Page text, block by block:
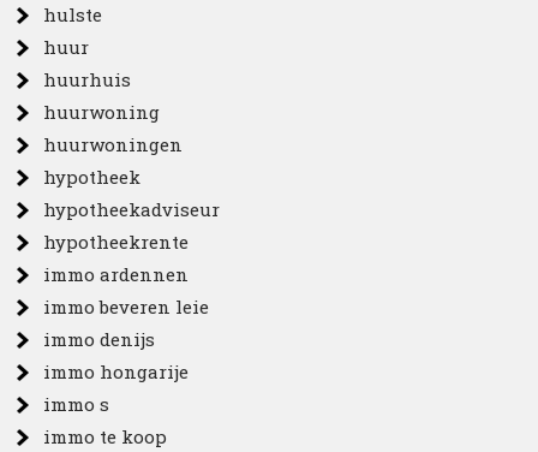
hulste
huur
huurhuis
huurwoning
huurwoningen
hypotheek
hypotheekadviseur
hypotheekrente
immo ardennen
immo beveren leie
immo denijs
immo hongarije
immo s
immo te koop